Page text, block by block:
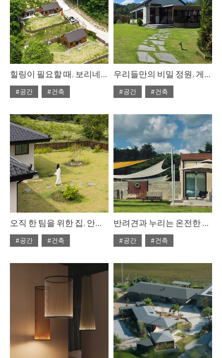
힐링이 필요할 때, 보리네민박
#공간
#건축
#2025년10월호
우리들만의 비밀 정원, 게으른오후
#공간
#건축
#2025년10월호
오직 한 팀을 위한 집, 안림가
#공간
#건축
반려견과 누리는 온전한 휴식, 파머스데이
#공간
#건축
#2025년10월호